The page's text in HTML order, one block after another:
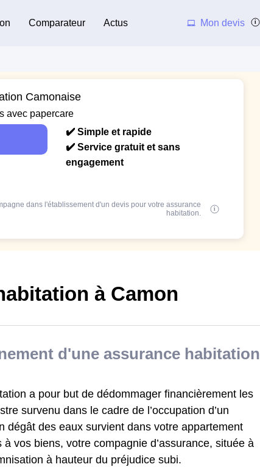
Comparateur Actus Mon devis
Camonaise
avec papercare
✔️ Simple et rapide
✔️ Service gratuit et sans
engagement
dans l'établissement d'un devis pour votre assurance
habitation.
à Camon
d'une assurance habitation
a pour but de dédommager financièrement les
survenu dans le cadre de l’occupation d’un
dégât des eaux survient dans votre appartement
vos biens, votre compagnie d’assurance, située à
à hauteur du préjudice subi.